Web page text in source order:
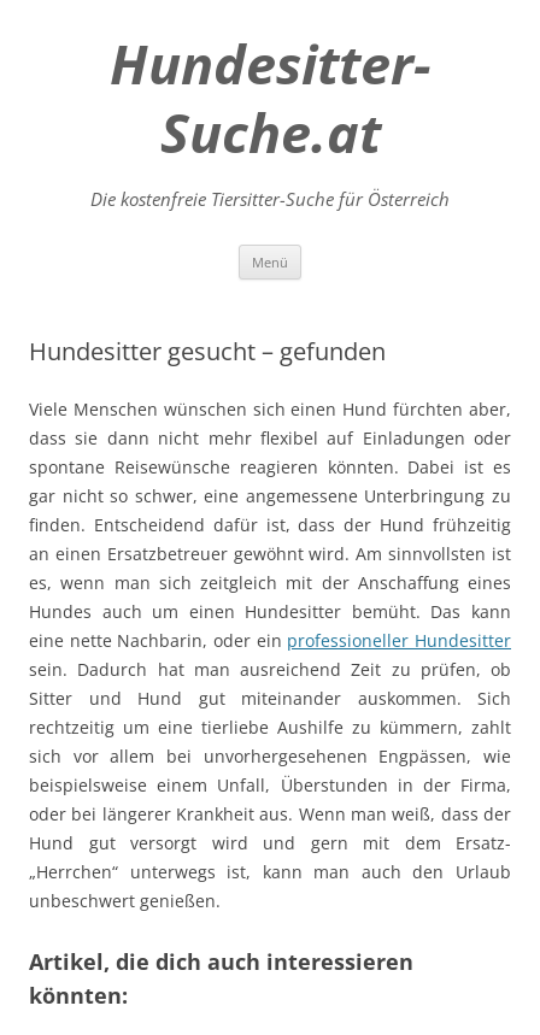
Hundesitter-
Suche.at
Die kostenfreie Tiersitter-Suche für Österreich
Menü
Hundesitter gesucht – gefunden
Viele Menschen wünschen sich einen Hund fürchten aber,
dass sie dann nicht mehr flexibel auf Einladungen oder
spontane Reisewünsche reagieren könnten. Dabei ist es
gar nicht so schwer, eine angemessene Unterbringung zu
finden. Entscheidend dafür ist, dass der Hund frühzeitig
an einen Ersatzbetreuer gewöhnt wird. Am sinnvollsten ist
es, wenn man sich zeitgleich mit der Anschaffung eines
Hundes auch um einen Hundesitter bemüht. Das kann
eine nette Nachbarin, oder ein professioneller Hundesitter
sein. Dadurch hat man ausreichend Zeit zu prüfen, ob
Sitter und Hund gut miteinander auskommen. Sich
rechtzeitig um eine tierliebe Aushilfe zu kümmern, zahlt
sich vor allem bei unvorhergesehenen Engpässen, wie
beispielsweise einem Unfall, Überstunden in der Firma,
oder bei längerer Krankheit aus. Wenn man weiß, dass der
Hund gut versorgt wird und gern mit dem Ersatz-
„Herrchen“ unterwegs ist, kann man auch den Urlaub
unbeschwert genießen.
Artikel, die dich auch interessieren
könnten: